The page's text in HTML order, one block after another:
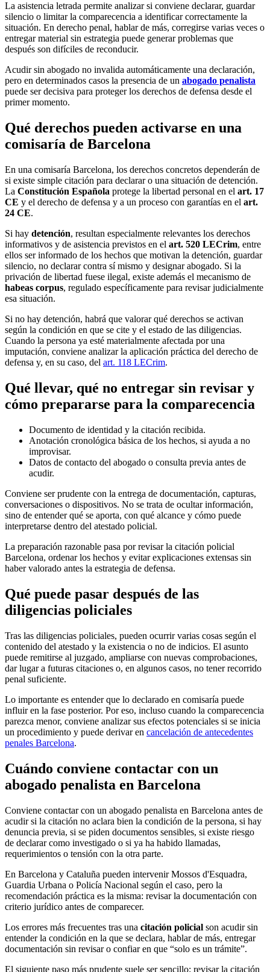
La asistencia letrada permite analizar si conviene declarar, guardar
silencio o limitar la comparecencia a identificar correctamente la
situación. En derecho penal, hablar de más, corregirse varias veces o
entregar material sin estrategia puede generar problemas que
después son difíciles de reconducir.
Acudir sin abogado no invalida automáticamente una declaración,
pero en determinados casos la presencia de un abogado penalista
puede ser decisiva para proteger los derechos de defensa desde el
primer momento.
Qué derechos pueden activarse en una
comisaría de Barcelona
En una comisaría Barcelona, los derechos concretos dependerán de
si existe simple citación para declarar o una situación de detención.
La Constitución Española protege la libertad personal en el art. 17
CE y el derecho de defensa y a un proceso con garantías en el art.
24 CE.
Si hay detención, resultan especialmente relevantes los derechos
informativos y de asistencia previstos en el art. 520 LECrim, entre
ellos ser informado de los hechos que motivan la detención, guardar
silencio, no declarar contra sí mismo y designar abogado. Si la
privación de libertad fuese ilegal, existe además el mecanismo de
habeas corpus, regulado específicamente para revisar judicialmente
esa situación.
Si no hay detención, habrá que valorar qué derechos se activan
según la condición en que se cite y el estado de las diligencias.
Cuando la persona ya esté materialmente afectada por una
imputación, conviene analizar la aplicación práctica del derecho de
defensa y, en su caso, del art. 118 LECrim.
Qué llevar, qué no entregar sin revisar y
cómo prepararse para la comparecencia
Documento de identidad y la citación recibida.
Anotación cronológica básica de los hechos, si ayuda a no
improvisar.
Datos de contacto del abogado o consulta previa antes de
acudir.
Conviene ser prudente con la entrega de documentación, capturas,
conversaciones o dispositivos. No se trata de ocultar información,
sino de entender qué se aporta, con qué alcance y cómo puede
interpretarse dentro del atestado policial.
La preparación razonable pasa por revisar la citación policial
Barcelona, ordenar los hechos y evitar explicaciones extensas sin
haber valorado antes la estrategia de defensa.
Qué puede pasar después de las
diligencias policiales
Tras las diligencias policiales, pueden ocurrir varias cosas según el
contenido del atestado y la existencia o no de indicios. El asunto
puede remitirse al juzgado, ampliarse con nuevas comprobaciones,
dar lugar a futuras citaciones o, en algunos casos, no tener recorrido
penal suficiente.
Lo importante es entender que lo declarado en comisaría puede
influir en la fase posterior. Por eso, incluso cuando la comparecencia
parezca menor, conviene analizar sus efectos potenciales si se inicia
un procedimiento y puede derivar en cancelación de antecedentes
penales Barcelona.
Cuándo conviene contactar con un
abogado penalista en Barcelona
Conviene contactar con un abogado penalista en Barcelona antes de
acudir si la citación no aclara bien la condición de la persona, si hay
denuncia previa, si se piden documentos sensibles, si existe riesgo
de declarar como investigado o si ya ha habido llamadas,
requerimientos o tensión con la otra parte.
En Barcelona y Cataluña pueden intervenir Mossos d'Esquadra,
Guardia Urbana o Policía Nacional según el caso, pero la
recomendación práctica es la misma: revisar la documentación con
criterio jurídico antes de comparecer.
Los errores más frecuentes tras una citación policial son acudir sin
entender la condición en la que se declara, hablar de más, entregar
documentación sin revisar o confiar en que “solo es un trámite”.
El siguiente paso más prudente suele ser sencillo: revisar la citación